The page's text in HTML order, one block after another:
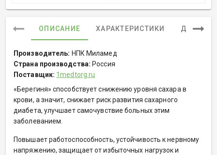
ОПИСАНИЕ ХАРАКТЕРИСТИКИ
Производитель: НПК Миламед
Страна производства: Россия
Поставщик: 1medtorg.ru
«Берегиня» способствует снижению уровня сахара в
крови, а значит, снижает риск развития сахарного
диабета, улучшает самочувствие больных этим
заболеванием.
Повышает работоспособность, устойчивость к нервному
напряжению, защищает от избыточных нагрузок и